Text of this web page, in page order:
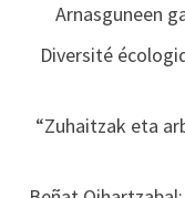
Arnasguneen
Diversité
“Zuhaitzak eta